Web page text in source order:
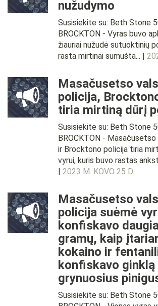
nužudymo
Susisiekite su: Beth Stone
BROCKTON - Vyras buvo
žiauriai nužudė sutuoktinių
rasta mirtinai sumušta... |
Masačusetso
policija,
tiria mirtiną dūrį
Susisiekite su: Beth Stone
BROCKTON -
ir Brocktono policija tiria
vyrui, kuris buvo rastas
| 2023 M. KOVO 25 D.
Masačusetso
policija suėmė
konfiskavo
gramų, kaip
kokaino ir
konfiskavo ginklą
grynuosius
Susisiekite su: Beth Stone